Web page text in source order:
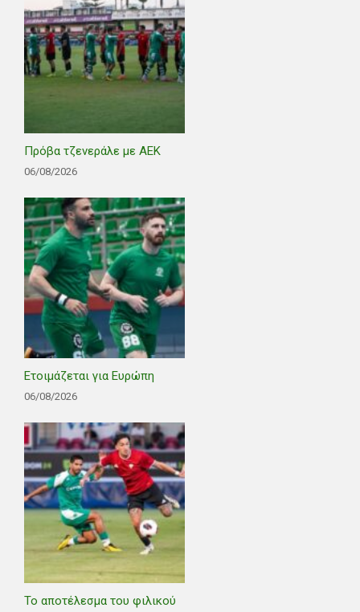
Πρόβα τζενεράλε με ΑΕΚ
06/08/2026
Ετοιμάζεται για Ευρώπη
06/08/2026
Το αποτέλεσμα του φιλικού